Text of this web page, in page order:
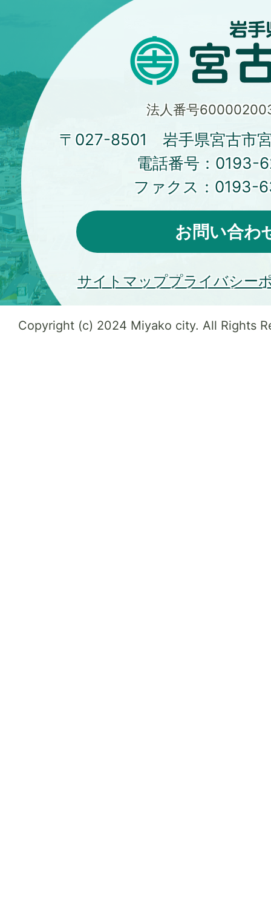
法人番号
〒027-8501 岩手県宮古市
電話番号： 0193-
ファクス： 0193-
お問い合わ
サイトマッププライバシー
Copyright (c) 2024 Miyako city. All Rights